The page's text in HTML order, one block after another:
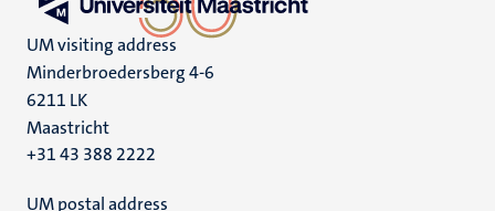
UM visiting address
Minderbroedersberg 4-6
6211 LK
Maastricht
+31 43 388 2222
UM postal address